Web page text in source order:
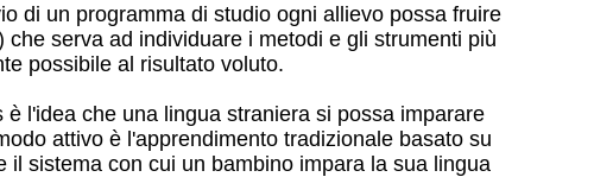
di un programma di studio ogni allievo possa fruire
serva ad individuare i metodi e gli strumenti più
possibile al risultato voluto.
l'idea che una lingua straniera si possa imparare
attivo è l'apprendimento tradizionale basato su
sistema con cui un bambino impara la sua lingua